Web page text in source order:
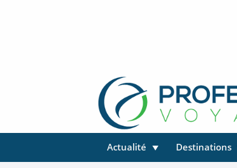
Actualité Destinations